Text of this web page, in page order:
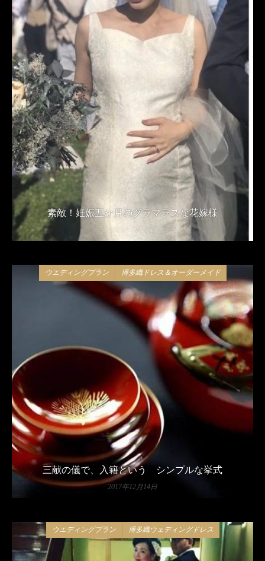
素敵！妊娠五か月のグラマラスな花嫁様
2018年7月25日
ウエディングプラン 博多織ドレス＆オーダーメイド
三献の儀で、入籍という シンプルな挙式
2017年12月14日
ウエディングプラン 博多織ウェディングドレス